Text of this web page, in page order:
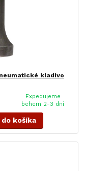
kladivo
Expedujeme
behem 2-3 dní
košíka